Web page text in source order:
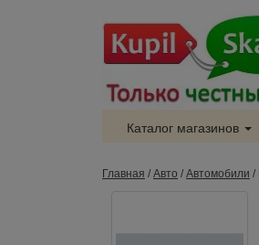
Каталог магазинов
Главная / Авто / Автомобили /